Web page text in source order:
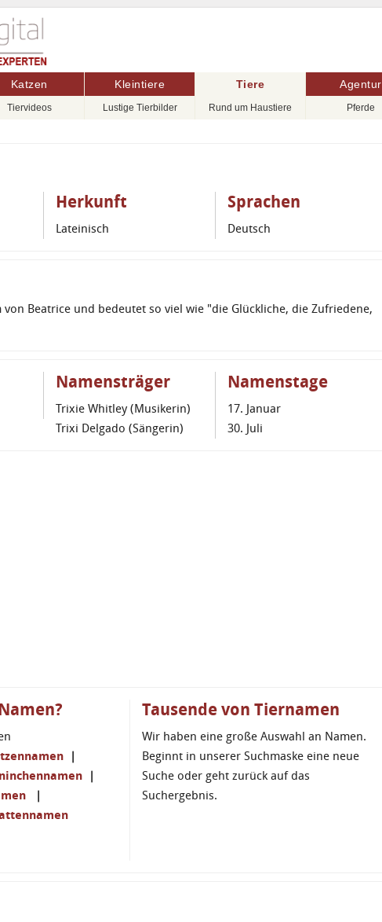
Katzen Kleintiere Tiere
Tiervideos Lustige Tierbilder Rund um Haustiere Pferde
Agentur
Herkunft
Lateinisch
Sprachen
Deutsch
Beatrice und bedeutet so viel wie "die Glückliche, die Zufriedene,
Namensträger
Trixie Whitley (Musikerin)
Trixi Delgado (Sängerin)
Namenstage
17. Januar
30. Juli
|
|
|
Tausende von Tiernamen
Wir haben eine große Auswahl an Namen.
Beginnt in unserer Suchmaske eine neue
Suche oder geht zurück auf das
Suchergebnis.